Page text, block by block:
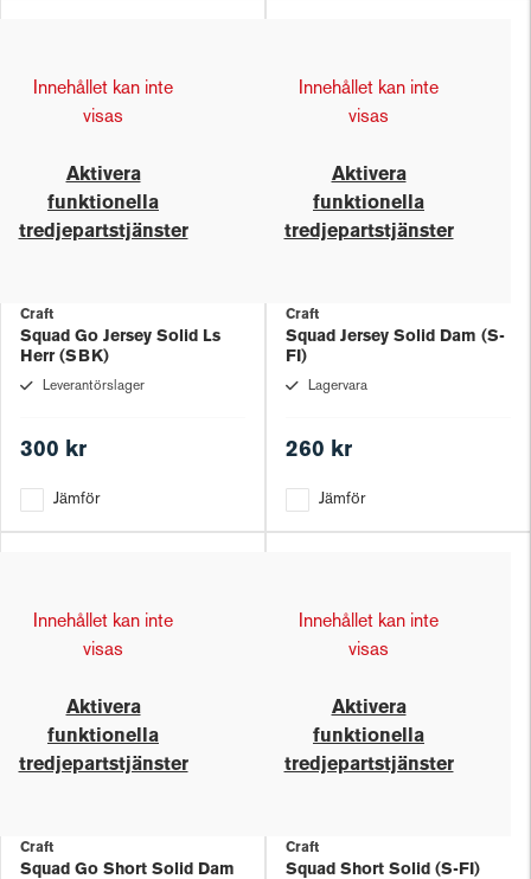
Innehållet kan inte
visas
Aktivera
funktionella
tredjepartstjänster
Craft
Squad Go Jersey Solid Ls
Herr (SBK)
Leverantörslager
300 kr
Jämför
Innehållet kan inte
visas
Aktivera
funktionella
tredjepartstjänster
Craft
Squad Jersey Solid Dam (S-
FI)
Lagervara
260 kr
Jämför
Innehållet kan inte
visas
Aktivera
funktionella
tredjepartstjänster
Craft
Squad Go Short Solid Dam
Innehållet kan inte
visas
Aktivera
funktionella
tredjepartstjänster
Craft
Squad Short Solid (S-FI)